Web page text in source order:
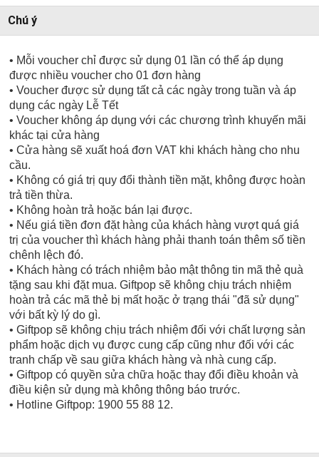
Chú ý
• Mỗi voucher chỉ được sử dụng 01 lần có thể áp dụng
được nhiều voucher cho 01 đơn hàng
• Voucher được sử dụng tất cả các ngày trong tuần và áp
dụng các ngày Lễ Tết
• Voucher không áp dụng với các chương trình khuyến mãi
khác tại cửa hàng
• Cửa hàng sẽ xuất hoá đơn VAT khi khách hàng cho nhu
cầu.
• Không có giá trị quy đổi thành tiền mặt, không được hoàn
trả tiền thừa.
• Không hoàn trả hoặc bán lại được.
• Nếu giá tiền đơn đặt hàng của khách hàng vượt quá giá
trị của voucher thì khách hàng phải thanh toán thêm số tiền
chênh lệch đó.
• Khách hàng có trách nhiệm bảo mật thông tin mã thẻ quà
tặng sau khi đặt mua. Giftpop sẽ không chịu trách nhiệm
hoàn trả các mã thẻ bị mất hoặc ở trạng thái "đã sử dụng"
với bất kỳ lý do gì.
• Giftpop sẽ không chịu trách nhiệm đối với chất lượng sản
phẩm hoặc dịch vụ được cung cấp cũng như đối với các
tranh chấp về sau giữa khách hàng và nhà cung cấp.
• Giftpop có quyền sửa chữa hoặc thay đổi điều khoản và
điều kiện sử dụng mà không thông báo trước.
• Hotline Giftpop: 1900 55 88 12.